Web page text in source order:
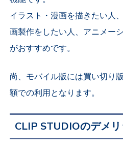
イラスト・漫画を描きたい人
画製作をしたい人、アニメー
がおすすめです。
尚、モバイル版には買い切り
額での利用となります。
CLIP STUDIOのデメリ